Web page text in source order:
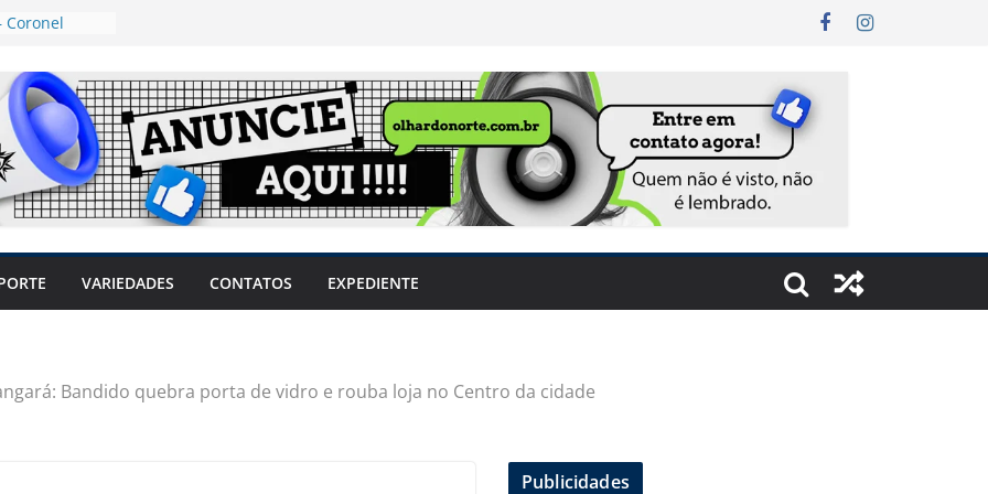
Coronel
mulheres
travar o
produtores
sem
sintomas,
VARIEDADES CONTATOS EXPEDIENTE
Bandido quebra porta de vidro e rouba loja no Centro da cidade
Publicidades